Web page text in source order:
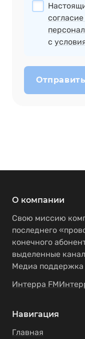
с
Отправить
О компании
Свою миссию
последнего
конечного
выделенные
Медиа
Интерра FM
Навигация
Главная